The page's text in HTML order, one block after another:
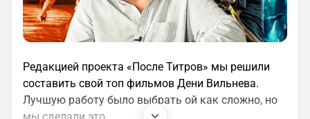
Редакцией проекта «После Титров» мы решили
составить свой топ фильмов Дени Вильнева.
Лучшую работу было выбрать ой как сложно, но